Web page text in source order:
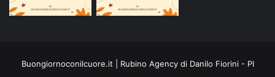
Buongiornoconilcuore.it | Rubino Agency di Danilo Fiorini - PI